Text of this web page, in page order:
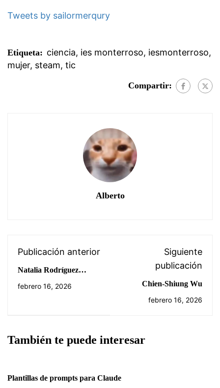
Tweets by sailormerqury
Etiqueta: ciencia, ies monterroso, iesmonterroso,
mujer, steam, tic
Compartir:
Alberto
Publicación anterior
Natalia Rodríguez
Núñez-Milara – Mente
febrero 16, 2026
Siguiente
publicación
Chien-Shiung Wu
febrero 16, 2026
También te puede interesar
Plantillas de prompts para Claude